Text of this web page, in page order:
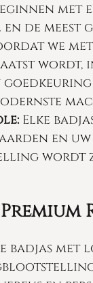
met
de meest
we
Elke
en
wordt
badjas